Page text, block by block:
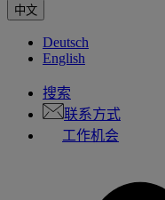
中文
Deutsch
English
搜索
联系方式
工作机会